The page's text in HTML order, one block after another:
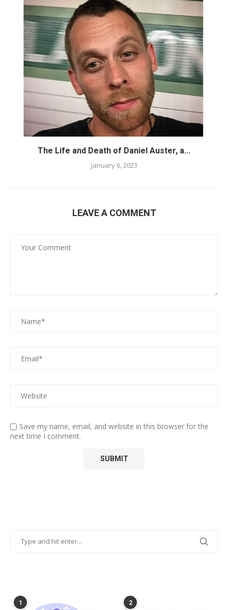
The Life and Death of Daniel Auster, a...
January 6, 2023
LEAVE A COMMENT
Save my name, email, and website in this browser for the
next time I comment.
1 2